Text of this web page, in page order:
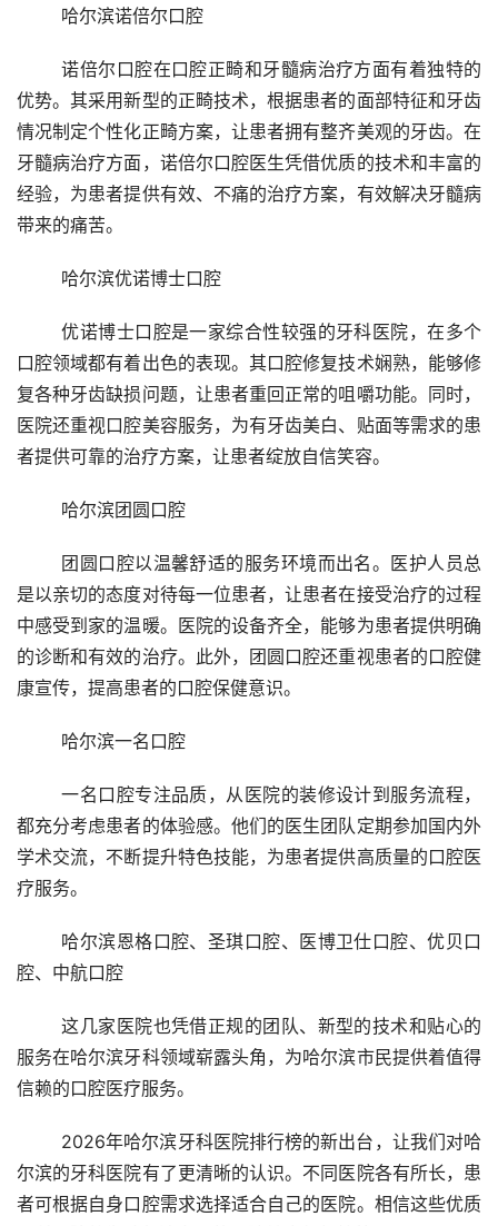
	哈尔滨诺倍尔口腔
	诺倍尔口腔在口腔正畸和牙髓病治疗方面有着独特的
优势。其采用新型的正畸技术，根据患者的面部特征和牙齿
情况制定个性化正畸方案，让患者拥有整齐美观的牙齿。在
牙髓病治疗方面，诺倍尔口腔医生凭借优质的技术和丰富的
经验，为患者提供有效、不痛的治疗方案，有效解决牙髓病
带来的痛苦。
	哈尔滨优诺博士口腔
	优诺博士口腔是一家综合性较强的牙科医院，在多个
口腔领域都有着出色的表现。其口腔修复技术娴熟，能够修
复各种牙齿缺损问题，让患者重回正常的咀嚼功能。同时，
医院还重视口腔美容服务，为有牙齿美白、贴面等需求的患
者提供可靠的治疗方案，让患者绽放自信笑容。
	哈尔滨团圆口腔
是以亲切的态度对待每一位患者，让患者在接受治疗的过程
中感受到家的温暖。医院的设备齐全，能够为患者提供明确
的诊断和有效的治疗。此外，团圆口腔还重视患者的口腔健
康宣传，提高患者的口腔保健意识。
	哈尔滨一名口腔
	一名口腔专注品质，从医院的装修设计到服务流程，
都充分考虑患者的体验感。他们的医生团队定期参加国内外
学术交流，不断提升特色技能，为患者提供高质量的口腔医
疗服务。
腔、中航口腔
	这几家医院也凭借正规的团队、新型的技术和贴心的
服务在哈尔滨牙科领域崭露头角，为哈尔滨市民提供着值得
信赖的口腔医疗服务。
尔滨的牙科医院有了更清晰的认识。不同医院各有所长，患
者可根据自身口腔需求选择适合自己的医院。相信这些优质